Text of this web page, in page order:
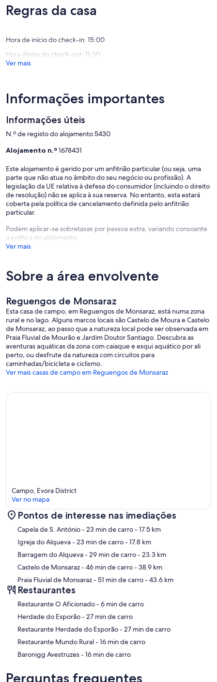
e
Wi-
um
máximo
Excecional,
(2
avaliações)
Regras da casa
Hora de início do check-in: 15:00
Hora-limite do check-out: 11:30
Ver mais
Informações importantes
Informações úteis
N.º de registo do alojamento 5430
Alojamento n.º1678431
Este alojamento é gerido por um anfitrião particular (ou seja, uma
parte que não atua no âmbito do seu negócio ou profissão). A
legislação da UE relativa à defesa do consumidor (incluindo o direito
de resolução) não se aplica à sua reserva. No entanto, esta estará
coberta pela política de cancelamento definida pelo anfitrião
particular.
Podem aplicar-se sobretaxas por pessoa extra, variando consoante
a política do alojamento.
Ver mais
Sobre a área envolvente
Reguengos de Monsaraz
Esta casa de campo, em Reguengos de Monsaraz, está numa zona
rural e no lago. Alguns marcos locais são Castelo de Moura e Castelo
de Monsaraz, ao passo que a natureza local pode ser observada em
Praia Fluvial de Mourão e Jardim Doutor Santiago. Descubra as
aventuras aquáticas da zona com caiaque e esqui aquático por ali
perto, ou desfrute da natureza com circuitos para
caminhadas/bicicleta e ciclismo.
Ver mais casas de campo em Reguengos de Monsaraz
Mapa
Campo, Evora District
Ver no mapa
Pontos de interesse nas imediações
Capela de S. António- 23 min de carro- 17.5 km
Igreja do Alqueva- 23 min de carro- 17.8 km
Barragem do Alqueva- 29 min de carro- 23.3 km
Castelo de Monsaraz- 46 min de carro- 38.9 km
Praia Fluvial de Monsaraz- 51 min de carro- 43.6 km
Restaurantes
‪Restaurante O Aficionado - ‬6 min de carro
‪Herdade do Esporão - ‬27 min de carro
‪Restaurante Herdade do Esporão - ‬27 min de carro
‪Restaurante Mundo Rural - ‬16 min de carro
‪Baronigg Avestruzes - ‬16 min de carro
Perguntas frequentes